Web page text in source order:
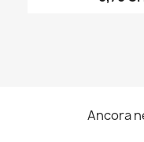
Ancora